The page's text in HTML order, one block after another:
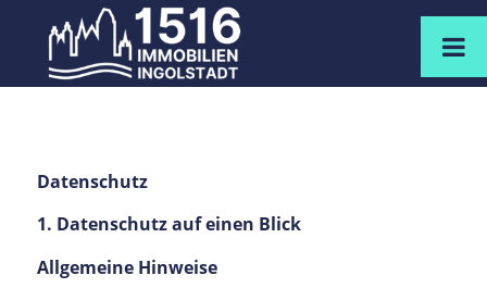
Datenschutz
1. Datenschutz auf einen Blick
Allgemeine Hinweise